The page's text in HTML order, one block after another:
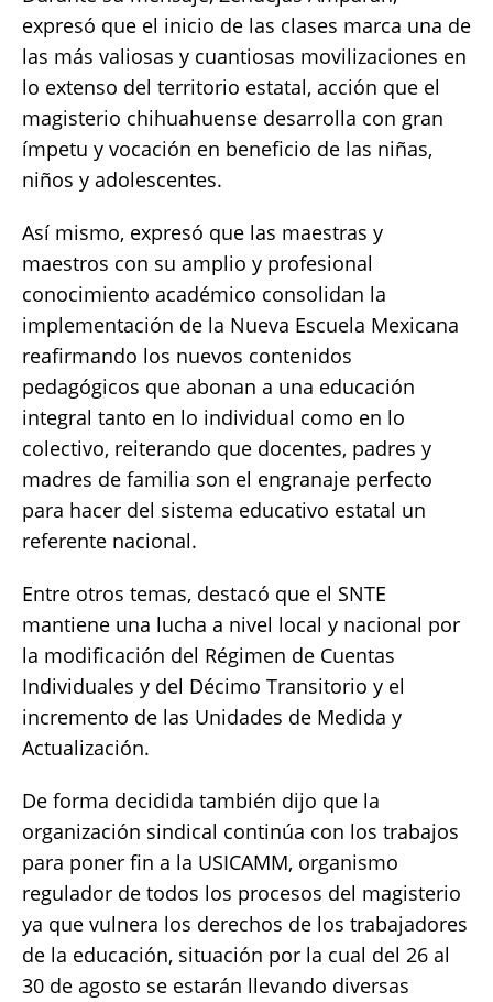
expresó que el inicio de las clases marca una de
las más valiosas y cuantiosas movilizaciones en
lo extenso del territorio estatal, acción que el
magisterio chihuahuense desarrolla con gran
ímpetu y vocación en beneficio de las niñas,
niños y adolescentes.
Así mismo, expresó que las maestras y
maestros con su amplio y profesional
conocimiento académico consolidan la
implementación de la Nueva Escuela Mexicana
reafirmando los nuevos contenidos
pedagógicos que abonan a una educación
integral tanto en lo individual como en lo
colectivo, reiterando que docentes, padres y
madres de familia son el engranaje perfecto
para hacer del sistema educativo estatal un
referente nacional.
Entre otros temas, destacó que el SNTE
mantiene una lucha a nivel local y nacional por
la modificación del Régimen de Cuentas
Individuales y del Décimo Transitorio y el
incremento de las Unidades de Medida y
Actualización.
De forma decidida también dijo que la
organización sindical continúa con los trabajos
para poner fin a la USICAMM, organismo
regulador de todos los procesos del magisterio
ya que vulnera los derechos de los trabajadores
de la educación, situación por la cual del 26 al
30 de agosto se estarán llevando diversas